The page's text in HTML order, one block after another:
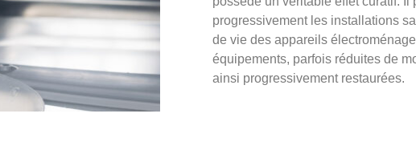
progressivement les installations
de vie des appareils
équipements, parfois réduites de
ainsi progressivement restaurées.